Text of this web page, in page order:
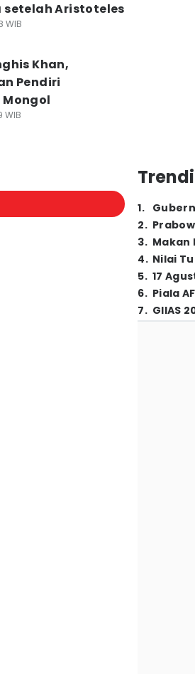
setelah Aristoteles
WIB
Khan,
Pendiri
WIB
1.
2.
3. Makan
4. Nilai
5. 17
6. Piala
7. GIIAS